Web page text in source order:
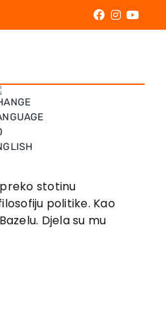
stotinu
politike. Kao
Djela su mu